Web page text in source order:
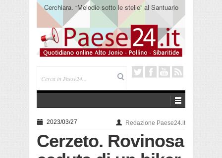
Cerchiara. “Melodie sotto le stelle” al Santuario
Madonna delle Armi
2023/03/27 Redazione Paese24.it
Cerzeto. Rovinosa